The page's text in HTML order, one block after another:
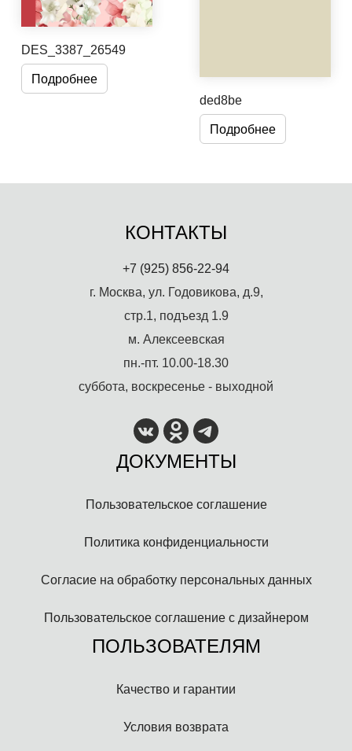
DES_3387_26549
Подробнее
ded8be
Подробнее
КОНТАКТЫ
+7 (925) 856-22-94
г. Москва, ул. Годовикова, д.9,
стр.1, подъезд 1.9
м. Алексеевская
пн.-пт. 10.00-18.30
суббота, воскресенье - выходной
ДОКУМЕНТЫ
Пользовательское соглашение
Политика конфиденциальности
Согласие на обработку персональных данных
Пользовательское соглашение с дизайнером
ПОЛЬЗОВАТЕЛЯМ
Качество и гарантии
Условия возврата